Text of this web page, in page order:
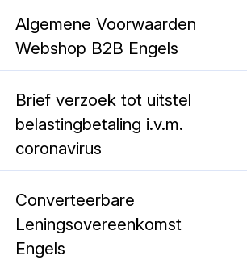
Algemene Voorwaarden
Webshop B2B Engels
Brief verzoek tot uitstel
belastingbetaling i.v.m.
coronavirus
Converteerbare
Leningsovereenkomst
Engels